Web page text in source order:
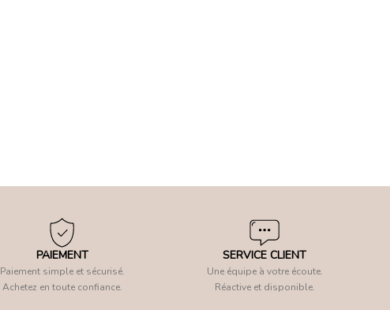
PAIEMENT
Paiement simple et sécurisé.
Achetez en toute confiance.
SERVICE CLIENT
Une équipe à votre écoute.
Réactive et disponible.